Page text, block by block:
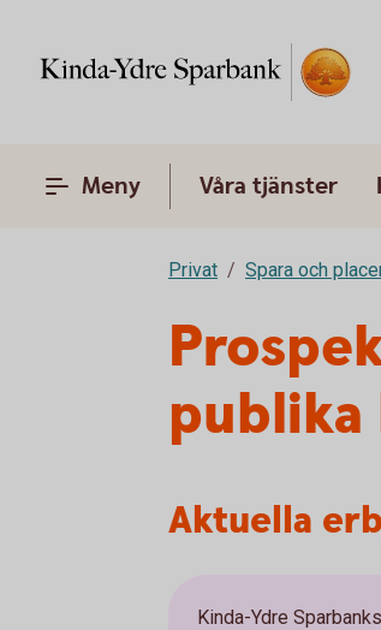
Meny Våra tjänster
Privat Spara och
publika
Aktuella
Kinda-Ydre